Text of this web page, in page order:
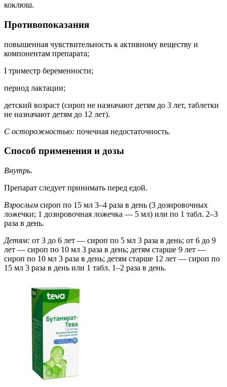
коклюш.
Противопоказания
повышенная чувствительность к активному веществу и
компонентам препарата;
I триместр беременности;
период лактации;
детский возраст (сироп не назначают детям до 3 лет, таблетки
не назначают детям до 12 лет).
С осторожностью: почечная недостаточность.
Способ применения и дозы
Внутрь.
Препарат следует принимать перед едой.
Взрослым сироп по 15 мл 3–4 раза в день (3 дозировочных
ложечки; 1 дозировочная ложечка — 5 мл) или по 1 табл. 2–3
раза в день.
Детям: от 3 до 6 лет — сироп по 5 мл 3 раза в день; от 6 до 9
лет — сироп по 10 мл 3 раза в день; детям старше 9 лет —
сироп по 10 мл 3 раза в день; детям старше 12 лет — сироп по
15 мл 3 раза в день или 1 табл. 1–2 раза в день.